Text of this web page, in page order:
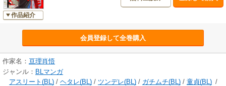
作品紹介
会員登録して全巻購入
作家名： 亘理肖悟
ジャンル： BLマンガ
アスリート(BL) / ヘタレ(BL) / ツンデレ(BL) / ガチムチ(BL) / 童貞(BL) /